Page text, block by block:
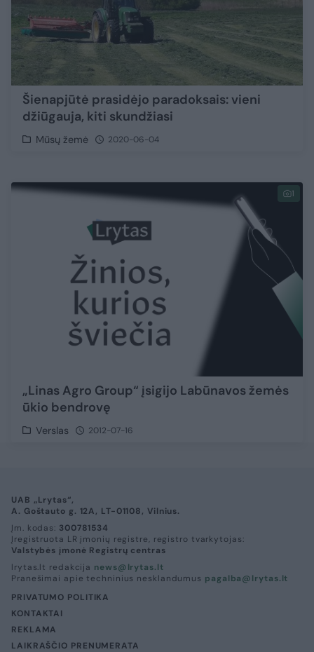
Šienapjūtė prasidėjo paradoksais: vieni
džiūgauja, kiti skundžiasi
Mūsų žemė 2020-06-04
1
„Linas Agro Group“ įsigijo Labūnavos žemės
ūkio bendrovę
Verslas 2012-07-16
UAB „Lrytas“,
A. Goštauto g. 12A, LT-01108, Vilnius.
Įm. kodas: 300781534
Įregistruota LR įmonių registre, registro tvarkytojas:
Valstybės įmonė Registrų centras
lrytas.lt redakcija news@lrytas.lt
Pranešimai apie techninius nesklandumus pagalba@lrytas.lt
PRIVATUMO POLITIKA
KONTAKTAI
REKLAMA
LAIKRAŠČIO PRENUMERATA